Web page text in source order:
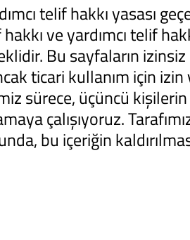
telif hakkı yasası
ve yardımcı telif
Bu sayfaların izinsiz
ticari kullanım için
sürece, üçüncü
çalışıyoruz.
bu içeriğin